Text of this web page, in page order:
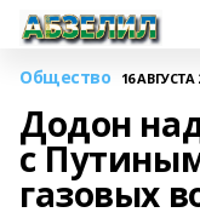
Общество 16 АВГУСТА
Додон
с
газовых